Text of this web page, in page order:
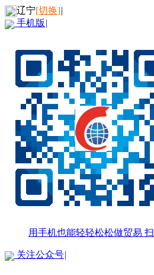
辽宁[切换]|
手机版 |
用手机也能轻轻松松做贸易
关注公众号|